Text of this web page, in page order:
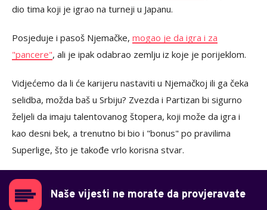
dio tima koji je igrao na turneji u Japanu.
Posjeduje i pasoš Njemačke, mogao je da igra i za
"pancere", ali je ipak odabrao zemlju iz koje je porijeklom.
Vidjećemo da li će karijeru nastaviti u Njemačkoj ili ga čeka
selidba, možda baš u Srbiju? Zvezda i Partizan bi sigurno
željeli da imaju talentovanog štopera, koji može da igra i
kao desni bek, a trenutno bi bio i "bonus" po pravilima
Superlige, što je takođe vrlo korisna stvar.
Naše vijesti ne morate da provjeravate